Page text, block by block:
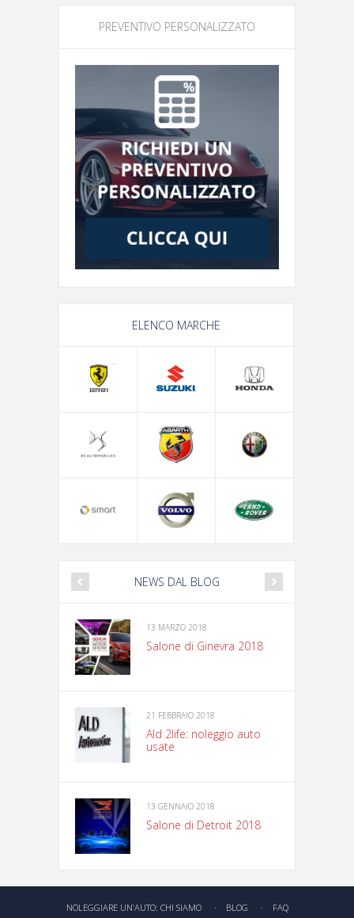
PREVENTIVO PERSONALIZZATO
ELENCO MARCHE
NEWS DAL BLOG
13 MARZO 2018
Salone di Ginevra 2018
21 FEBBRAIO 2018
Ald 2life: noleggio auto
usate
13 GENNAIO 2018
Salone di Detroit 2018
NOLEGGIARE UN’AUTO: CHI SIAMO BLOG FAQ